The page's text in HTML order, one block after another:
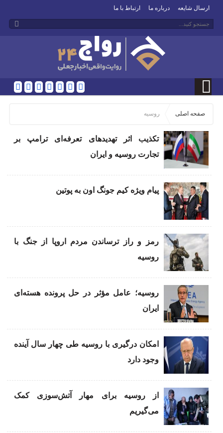
ارسال شایعه درباره ما ارتباط با ما
صفحه اصلی روسیه
تکذیب اثر تهدیدهای تعرفه‌ای ترامپ بر
تجارت روسیه و ایران
پیام ویژه کیم جونگ اون به پوتین
رمز و راز ترساندن مردم اروپا از جنگ با
روسیه
روسیه؛ عامل مؤثر در حل پرونده هسته‌ای
ایران
امکان درگیری با روسیه طی چهار سال آینده
وجود دارد
از روسیه برای مهار آتش‌سوزی کمک
می‌گیریم